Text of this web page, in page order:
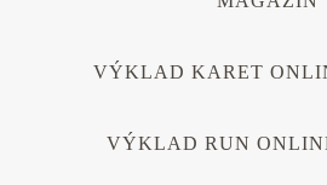
VÝKLAD KARET
VÝKLAD RUN